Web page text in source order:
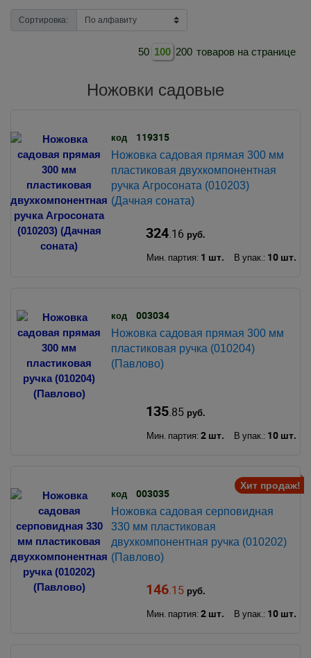
Сортировка:
50 100 200 товаров на странице
Ножовки садовые
код 119315
Ножовка садовая прямая 300 мм
пластиковая двухкомпонентная
ручка Агросоната (010203)
(Дачная соната)
324.16 руб.
Мин. партия: 1 шт. В упак.: 10 шт.
код 003034
Ножовка садовая прямая 300 мм
пластиковая ручка (010204)
(Павлово)
135.85руб.
Мин. партия: 2 шт. В упак.: 10 шт.
Хит продаж!
код 003035
Ножовка садовая серповидная
330 мм пластиковая
двухкомпонентная ручка (010202)
(Павлово)
146.15руб.
Мин. партия: 2 шт. В упак.: 10 шт.